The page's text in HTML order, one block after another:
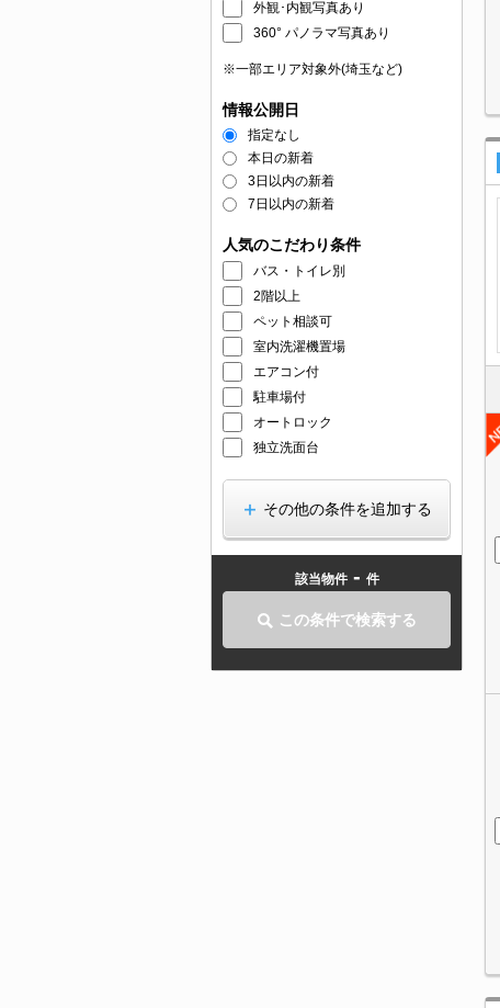
外観･内観写真あり
360° パノラマ写真あり
※一部エリア対象外(埼玉など)
情報公開日
指定なし
本日の新着
3日以内の新着
7日以内の新着
人気のこだわり条件
バス・トイレ別
2階以上
ペット相談可
室内洗濯機置場
エアコン付
駐車場付
オートロック
独立洗面台
その他の条件を追加する
該当物件 - 件
この条件で検索する